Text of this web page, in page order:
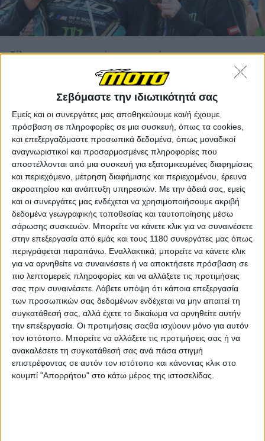
Σεβόμαστε την ιδιωτικότητά σας
Εμείς και οι συνεργάτες μας αποθηκεύουμε και/ή έχουμε
πρόσβαση σε πληροφορίες σε μια συσκευή, όπως τα cookies,
και επεξεργαζόμαστε προσωπικά δεδομένα, όπως μοναδικοί
αναγνωριστικοί και προσαρμοσμένες πληροφορίες που
αποστέλλονται από μια συσκευή για εξατομικευμένες διαφημίσεις
και περιεχόμενο, μέτρηση διαφήμισης και περιεχομένου, έρευνα
ακροατηρίου και ανάπτυξη υπηρεσιών. Με την άδειά σας, εμείς
και οι συνεργάτες μας ενδέχεται να χρησιμοποιήσουμε ακριβή
δεδομένα γεωγραφικής τοποθεσίας και ταυτοποίησης μέσω
σάρωσης συσκευών. Μπορείτε να κάνετε κλικ για να συναινέσετε
στην επεξεργασία από εμάς και τους 1180 συνεργάτες μας όπως
περιγράφεται παραπάνω. Εναλλακτικά, μπορείτε να κάνετε κλικ
για να αρνηθείτε να συναινέσετε ή να αποκτήσετε πρόσβαση σε
πιο λεπτομερείς πληροφορίες και να αλλάξετε τις προτιμήσεις
σας πριν συναινέσετε. Λάβετε υπόψη ότι κάποια επεξεργασία
των προσωπικών σας δεδομένων ενδέχεται να μην απαιτεί τη
συγκατάθεσή σας, αλλά έχετε το δικαίωμα να αρνηθείτε αυτήν
την επεξεργασία. Οι προτιμήσεις σαςθα ισχύουν μόνο για αυτόν
τον ιστότοπο. Μπορείτε να αλλάξετε τις προτιμήσεις σας ή να
ανακαλέσετε τη συγκατάθεσή σας ανά πάσα στιγμή
επιστρέφοντας σε αυτόν τον ιστότοπο και κάνοντας κλικ στο
κουμπί "Απορρήτου" στο κάτω μέρος της ιστοσελίδας.
Η FHO Racing θα συνεχίσει να υφίσταται στην
κορυφαία κατηγορία του βρετανικού πρωταθλήματος
όμως η ομάδα θα αγωνιστεί με έναν αναβάτη, τον Ilya
Mikhalchik, πρωταθλητή Γερμανίας 2024 στα
superbikes και αναβάτη αγώνων αντοχής, ο οποίος θα
κάνει την παρθενική του εμφάνιση στο BSB.
Τέλος για την επιτυχημένη συνεργασία